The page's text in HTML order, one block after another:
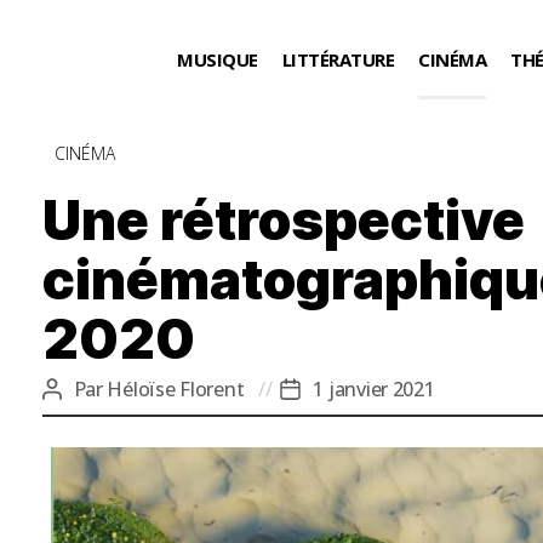
MUSIQUE LITTÉRATURE CINÉMA
Catégories
CINÉMA
Une rétrospective
2020
Auteur
de
l’article
Par Héloïse Florent
Date
de
l’article
1 janvier 2021